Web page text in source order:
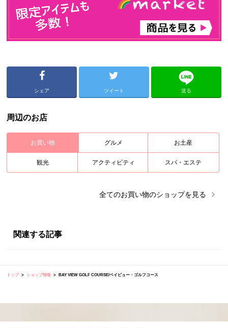
シェア ツイート 送る
周辺のお店
お買い物 グルメ お土産
観光 アクティビティ スパ・エステ
全てのお買い物のショップを見る
関連する記事
トップ ショップ情報 BAY VIEW GOLF COURSE/ベイビュー・ゴルフコース